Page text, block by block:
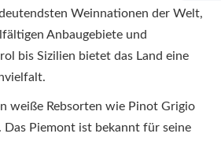
Weinnationen der Welt,
Anbaugebiete und
bis Sizilien bietet das Land eine
weiße Rebsorten wie Pinot Grigio
Das Piemont ist bekannt für seine